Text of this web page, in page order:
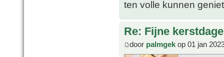
ten volle kunnen
Re: Fijne
door palmgek op 01 jan